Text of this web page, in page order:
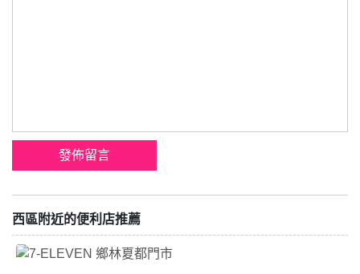
西區附近的便利店推薦